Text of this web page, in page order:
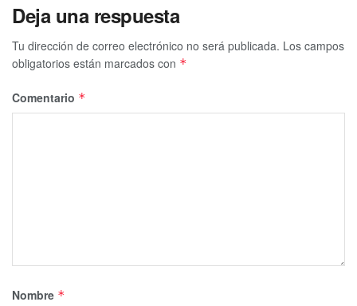
Deja una respuesta
Tu dirección de correo electrónico no será publicada. Los campos
obligatorios están marcados con *
Comentario *
Nombre *